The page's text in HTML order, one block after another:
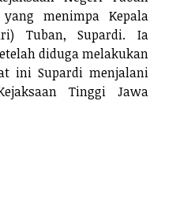
menimpa Kepala
Tuban, Supardi. Ia
diduga melakukan
ini Supardi menjalani
Tinggi Jawa